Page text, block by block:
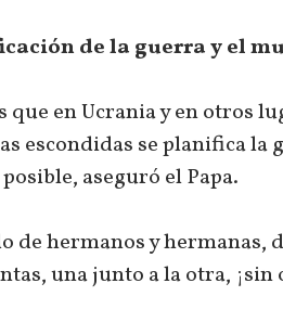
de la guerra y el
que en Ucrania y en otros
escondidas se planifica la
aseguró el Papa.
de hermanos y hermanas,
una junto a la otra,